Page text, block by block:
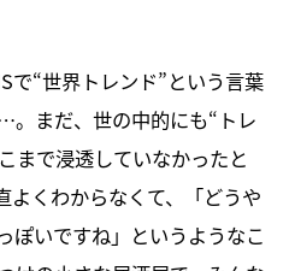
で“世界トレンド”という言葉
。まだ、世の中的にも“トレ
まで浸透していなかったと
よくわからなくて、「どうや
ぽいですね」というようなこ